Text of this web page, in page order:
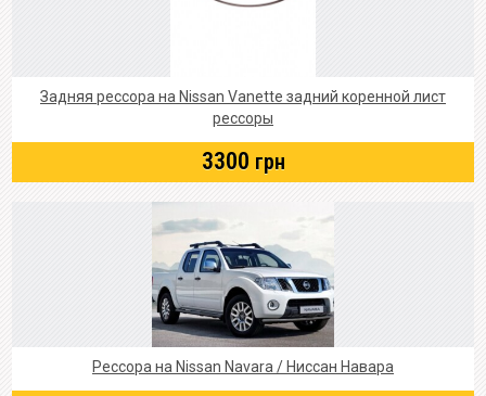
Задняя рессора на Nissan Vanette задний коренной лист
рессоры
3300 грн
Рессора на Nissan Navara / Ниссан Навара